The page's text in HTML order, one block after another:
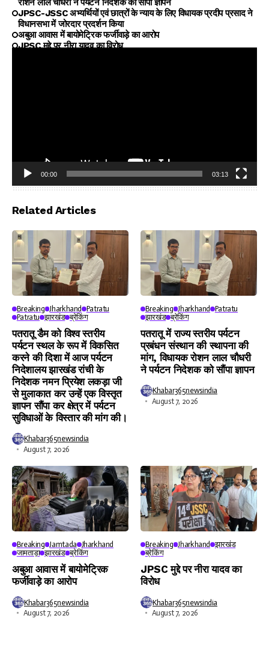
रोशन लाल चौधरी ने पर्यटन निदेशक को सौंपा ज्ञापन
JPSC-JSSC अभ्यर्थियों एवं छात्रों के न्याय के लिए विधायक प्रदीप प्रसाद ने
विधानसभा में जोरदार प्रदर्शन किया
अबुआ आवास में बायोमेट्रिक फर्जीवाड़े का आरोप
JPSC मुद्दे पर नीरा यादव का विरोध
Player
00:00 03:13
Related Articles
Breaking Jharkhand
Patratu
Patratu झारखंड ब्रेकिंग
पतरातू डैम को विश्व स्तरीय
पर्यटन स्थल के रूप में विकसित
करने की दिशा में आज पर्यटन
निदेशालय झारखंड रांची के
निदेशक नमन प्रियेश लकड़ा जी
से मुलाकात कर उन्हें एक विस्तृत
ज्ञापन सौंपा कर क्षेत्र में पर्यटन
सुविधाओं के विस्तार की मांग की।
Khabar365newsindia
August 7, 2026
Breaking Jharkhand
Patratu
झारखंड ब्रेकिंग
पतरातू में राज्य स्तरीय पर्यटन
प्रबंधन संस्थान की स्थापना की
मांग, विधायक रोशन लाल चौधरी
ने पर्यटन निदेशक को सौंपा ज्ञापन
Khabar365newsindia
August 7, 2026
Breaking Jamtada Jharkhand
जामताड़ा झारखंड ब्रेकिंग
अबुआ आवास में बायोमेट्रिक
फर्जीवाड़े का आरोप
Khabar365newsindia
August 7, 2026
Breaking Jharkhand
झारखंड
ब्रेकिंग
JPSC मुद्दे पर नीरा यादव का
विरोध
Khabar365newsindia
August 7, 2026